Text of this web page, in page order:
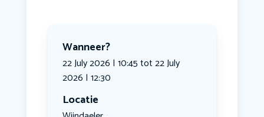
Wanneer?
22 July 2026 | 10:45 tot 22 July
2026 | 12:30
Locatie